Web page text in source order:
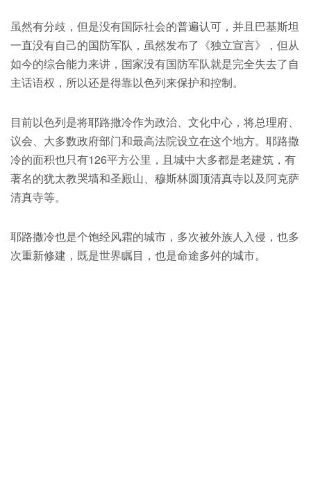
虽然有分歧，但是没有国际社会的普遍认可，并且巴基斯坦
一直没有自己的国防军队，虽然发布了《独立宣言》，但从
如今的综合能力来讲，国家没有国防军队就是完全失去了自
主话语权，所以还是得靠以色列来保护和控制。
目前以色列是将耶路撒冷作为政治、文化中心，将总理府、
议会、大多数政府部门和最高法院设立在这个地方。耶路撒
冷的面积也只有126平方公里，且城中大多都是老建筑，有
著名的犹太教哭墙和圣殿山、穆斯林圆顶清真寺以及阿克萨
清真寺等。
耶路撒冷也是个饱经风霜的城市，多次被外族人入侵，也多
次重新修建，既是世界瞩目，也是命途多舛的城市。